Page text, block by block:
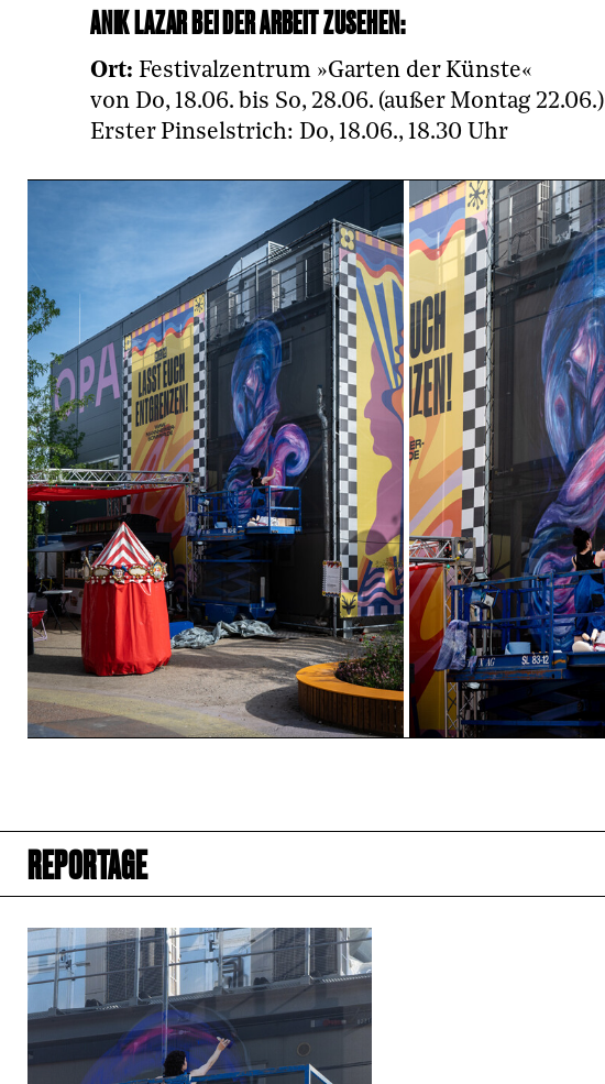
ANIK LAZAR BEI DER ARBEIT ZUSEHEN:
Ort: Festivalzentrum »Garten der Künste«
von Do, 18.06. bis So, 28.06. (außer Montag 22.06.)
Erster Pinselstrich: Do, 18.06., 18.30 Uhr
REPORTAGE